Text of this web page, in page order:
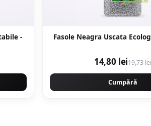
-
Fasole Neagra Uscata
14,80 lei19,73
Cumpără